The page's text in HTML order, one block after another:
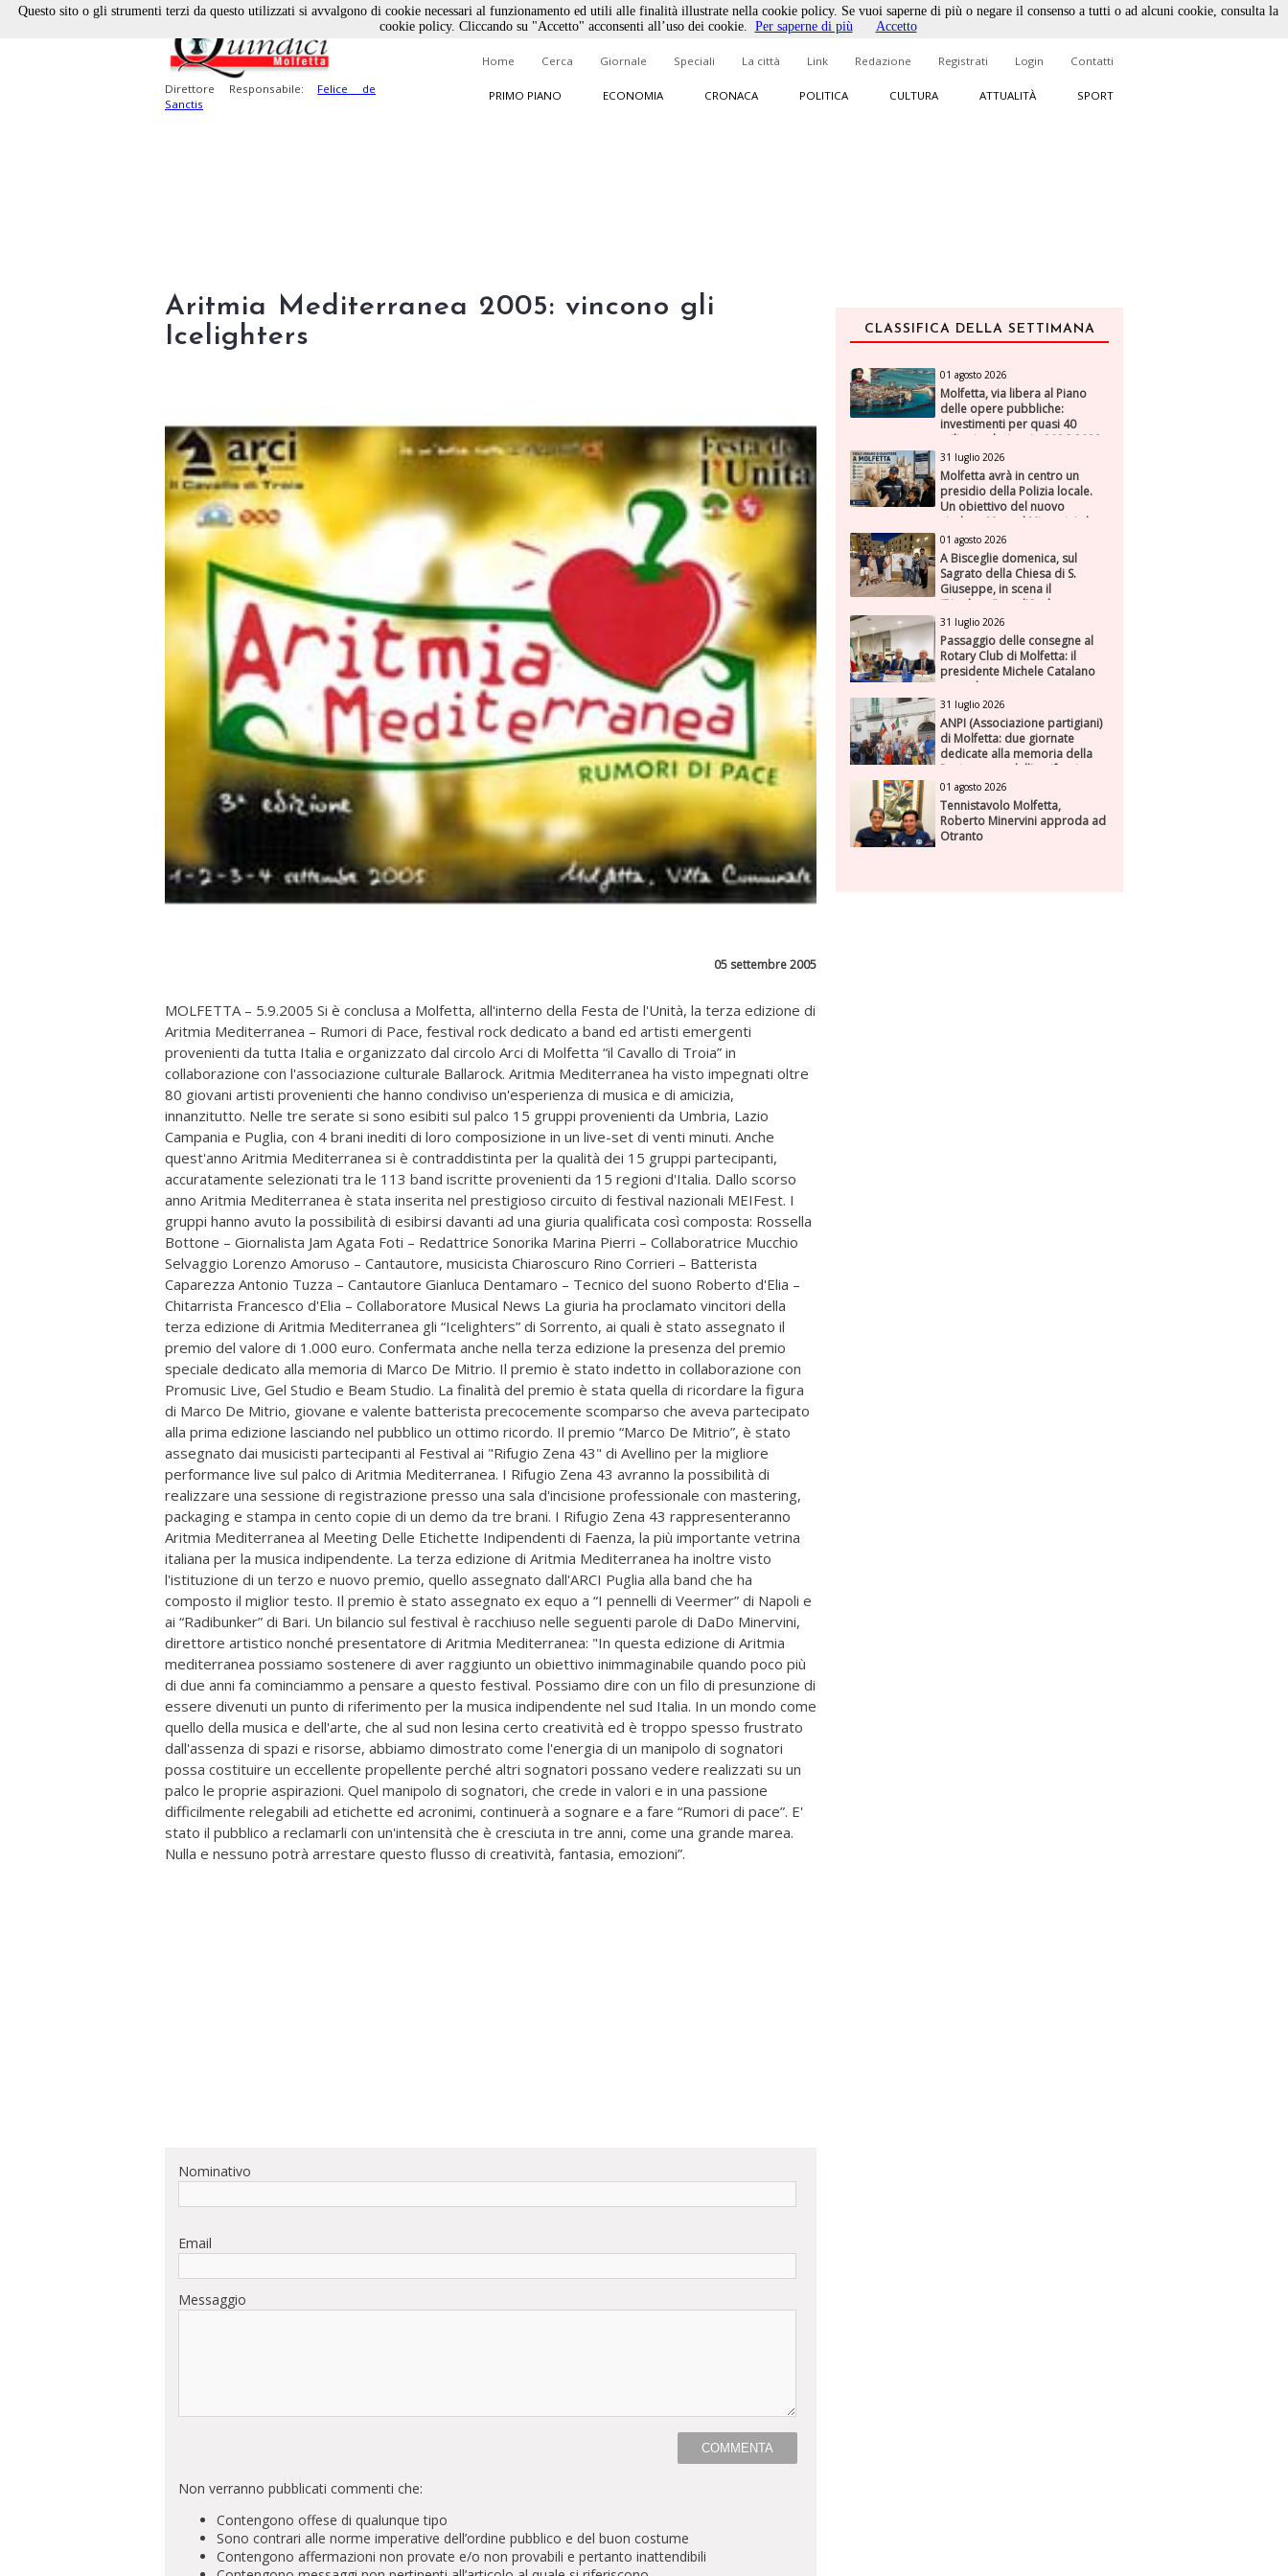
Direttore Responsabile: Felice de
Sanctis
Home Cerca Giornale Speciali La città Link Redazione Registrati Login Contatti
PRIMO PIANO ECONOMIA CRONACA POLITICA CULTURA ATTUALITÀ SPORT
Aritmia Mediterranea 2005: vincono gli
Icelighters
05 settembre 2005
MOLFETTA – 5.9.2005 Si è conclusa a Molfetta, all'interno della Festa de l'Unità, la terza edizione di
Aritmia Mediterranea – Rumori di Pace, festival rock dedicato a band ed artisti emergenti
provenienti da tutta Italia e organizzato dal circolo Arci di Molfetta “il Cavallo di Troia” in
collaborazione con l'associazione culturale Ballarock. Aritmia Mediterranea ha visto impegnati oltre
80 giovani artisti provenienti che hanno condiviso un'esperienza di musica e di amicizia,
innanzitutto. Nelle tre serate si sono esibiti sul palco 15 gruppi provenienti da Umbria, Lazio
Campania e Puglia, con 4 brani inediti di loro composizione in un live-set di venti minuti. Anche
quest'anno Aritmia Mediterranea si è contraddistinta per la qualità dei 15 gruppi partecipanti,
accuratamente selezionati tra le 113 band iscritte provenienti da 15 regioni d'Italia. Dallo scorso
anno Aritmia Mediterranea è stata inserita nel prestigioso circuito di festival nazionali MEIFest. I
gruppi hanno avuto la possibilità di esibirsi davanti ad una giuria qualificata così composta: Rossella
Bottone – Giornalista Jam Agata Foti – Redattrice Sonorika Marina Pierri – Collaboratrice Mucchio
Selvaggio Lorenzo Amoruso – Cantautore, musicista Chiaroscuro Rino Corrieri – Batterista
Caparezza Antonio Tuzza – Cantautore Gianluca Dentamaro – Tecnico del suono Roberto d'Elia –
Chitarrista Francesco d'Elia – Collaboratore Musical News La giuria ha proclamato vincitori della
terza edizione di Aritmia Mediterranea gli “Icelighters” di Sorrento, ai quali è stato assegnato il
premio del valore di 1.000 euro. Confermata anche nella terza edizione la presenza del premio
speciale dedicato alla memoria di Marco De Mitrio. Il premio è stato indetto in collaborazione con
Promusic Live, Gel Studio e Beam Studio. La finalità del premio è stata quella di ricordare la figura
di Marco De Mitrio, giovane e valente batterista precocemente scomparso che aveva partecipato
alla prima edizione lasciando nel pubblico un ottimo ricordo. Il premio “Marco De Mitrio”, è stato
assegnato dai musicisti partecipanti al Festival ai "Rifugio Zena 43" di Avellino per la migliore
performance live sul palco di Aritmia Mediterranea. I Rifugio Zena 43 avranno la possibilità di
realizzare una sessione di registrazione presso una sala d'incisione professionale con mastering,
packaging e stampa in cento copie di un demo da tre brani. I Rifugio Zena 43 rappresenteranno
Aritmia Mediterranea al Meeting Delle Etichette Indipendenti di Faenza, la più importante vetrina
italiana per la musica indipendente. La terza edizione di Aritmia Mediterranea ha inoltre visto
l'istituzione di un terzo e nuovo premio, quello assegnato dall'ARCI Puglia alla band che ha
composto il miglior testo. Il premio è stato assegnato ex equo a “I pennelli di Veermer” di Napoli e
ai “Radibunker” di Bari. Un bilancio sul festival è racchiuso nelle seguenti parole di DaDo Minervini,
direttore artistico nonché presentatore di Aritmia Mediterranea: "In questa edizione di Aritmia
mediterranea possiamo sostenere di aver raggiunto un obiettivo inimmaginabile quando poco più
di due anni fa cominciammo a pensare a questo festival. Possiamo dire con un filo di presunzione di
essere divenuti un punto di riferimento per la musica indipendente nel sud Italia. In un mondo come
quello della musica e dell'arte, che al sud non lesina certo creatività ed è troppo spesso frustrato
dall'assenza di spazi e risorse, abbiamo dimostrato come l'energia di un manipolo di sognatori
possa costituire un eccellente propellente perché altri sognatori possano vedere realizzati su un
palco le proprie aspirazioni. Quel manipolo di sognatori, che crede in valori e in una passione
difficilmente relegabili ad etichette ed acronimi, continuerà a sognare e a fare “Rumori di pace”. E'
stato il pubblico a reclamarli con un'intensità che è cresciuta in tre anni, come una grande marea.
Nulla e nessuno potrà arrestare questo flusso di creatività, fantasia, emozioni”.
Nominativo
Email
Messaggio
Non verranno pubblicati commenti che:
Contengono offese di qualunque tipo
Sono contrari alle norme imperative dell’ordine pubblico e del buon costume
Contengono affermazioni non provate e/o non provabili e pertanto inattendibili
CLASSIFICA DELLA SETTIMANA
01 agosto 2026
Molfetta, via libera al Piano
delle opere pubbliche:
investimenti per quasi 40
milioni nel triennio 2026-2028
31 luglio 2026
Molfetta avrà in centro un
presidio della Polizia locale.
Un obiettivo del nuovo
sindaco Manuel Minervini che
diviene realtà, con la speranza
di maggiore efficienza e
presenza sul territorio
01 agosto 2026
A Bisceglie domenica, sul
Sagrato della Chiesa di S.
Giuseppe, in scena il
“Rigoletto” con l’Orchestra
Sinfonica Federiciana
31 luglio 2026
Passaggio delle consegne al
Rotary Club di Molfetta: il
presidente Michele Catalano
succede a se stesso
31 luglio 2026
ANPI (Associazione partigiani)
di Molfetta: due giornate
dedicate alla memoria della
Resistenza e dell'antifascismo
01 agosto 2026
Tennistavolo Molfetta,
Roberto Minervini approda ad
Otranto
Questo sito o gli strumenti terzi da questo utilizzati si avvalgono di cookie necessari al funzionamento ed utili alle finalità illustrate nella cookie policy. Se vuoi saperne di più o negare il consenso a tutti o ad alcuni cookie, consulta la
cookie policy. Cliccando su "Accetto" acconsenti all’uso dei cookie. Per saperne di più Accetto